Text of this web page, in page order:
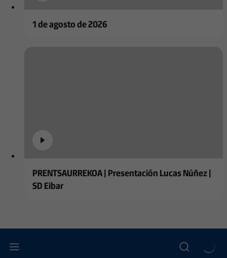
1 de agosto de 2026
PRENTSAURREKOA | Presentación Lucas Núñez |
SD Eibar